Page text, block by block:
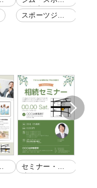
ツ教室
スポーツジ
ム・フィット
セミナー・講
演会